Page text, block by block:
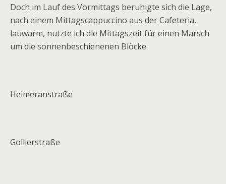
Doch im Lauf des Vormittags beruhigte sich die Lage,
nach einem Mittagscappuccino aus der Cafeteria,
lauwarm, nutzte ich die Mittagszeit für einen Marsch
um die sonnenbeschienenen Blöcke.
Heimeranstraße
Gollierstraße